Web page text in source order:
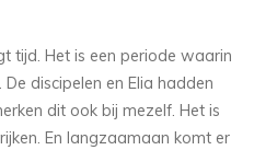
tijd. Het is een periode waarin
discipelen en Elia hadden
dit ook bij mezelf. Het is
En langzaamaan komt er